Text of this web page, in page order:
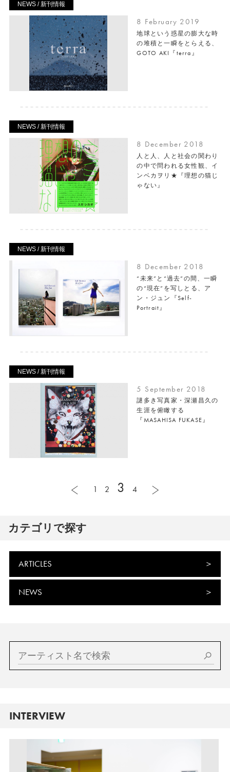
NEWS / 新刊情報
8 February 2019
地球という惑星の膨大な時
の堆積と一瞬をとらえる、
GOTO AKI『terra』
NEWS / 新刊情報
8 December 2018
人と人、人と社会の関わり
の中で問われる女性観、イ
ンベカヲリ★『理想の猫じ
ゃない』
NEWS / 新刊情報
8 December 2018
“未来”と“過去”の間、一瞬
の“現在”を写しとる、ア
ン・ジュン『Self-
Portrait』
NEWS / 新刊情報
5 September 2018
謎多き写真家・深瀬昌久の
生涯を俯瞰する
『MASAHISA FUKASE』
1 2 3 4
カテゴリで探す
ARTICLES
NEWS
INTERVIEW